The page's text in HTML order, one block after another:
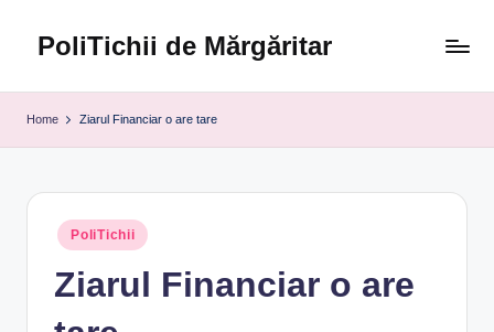
PoliTichii de Mărgăritar
Home Ziarul Financiar o are tare
Posted
in
PoliTichii
Ziarul Financiar o are